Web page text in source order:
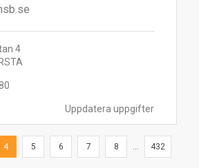
Uppdatera uppgifter
4
4 5 6 7 8 ... 432